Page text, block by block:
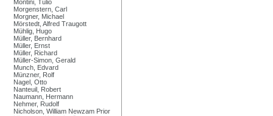
Montini, Tulio
Morgenstern, Carl
Morgner, Michael
Mörstedt, Alfred Traugott
Mühlig, Hugo
Müller, Bernhard
Müller, Ernst
Müller, Richard
Müller-Simon, Gerald
Munch, Edvard
Münzner, Rolf
Nagel, Otto
Nanteuil, Robert
Naumann, Hermann
Nehmer, Rudolf
Nicholson, William Newzam Prior